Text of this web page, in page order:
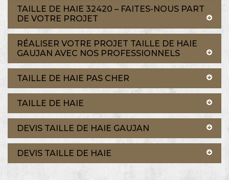
TAILLE DE HAIE 32420 – FAITES-NOUS PART
DE VOTRE PROJET
RÉALISER VOTRE PROJET TAILLE DE HAIE
GAUJAN AVEC NOS PROFESSIONNELS
TAILLE DE HAIE PAS CHER
TAILLE DE HAIE
DEVIS TAILLE DE HAIE GAUJAN
DEVIS TAILLE DE HAIE